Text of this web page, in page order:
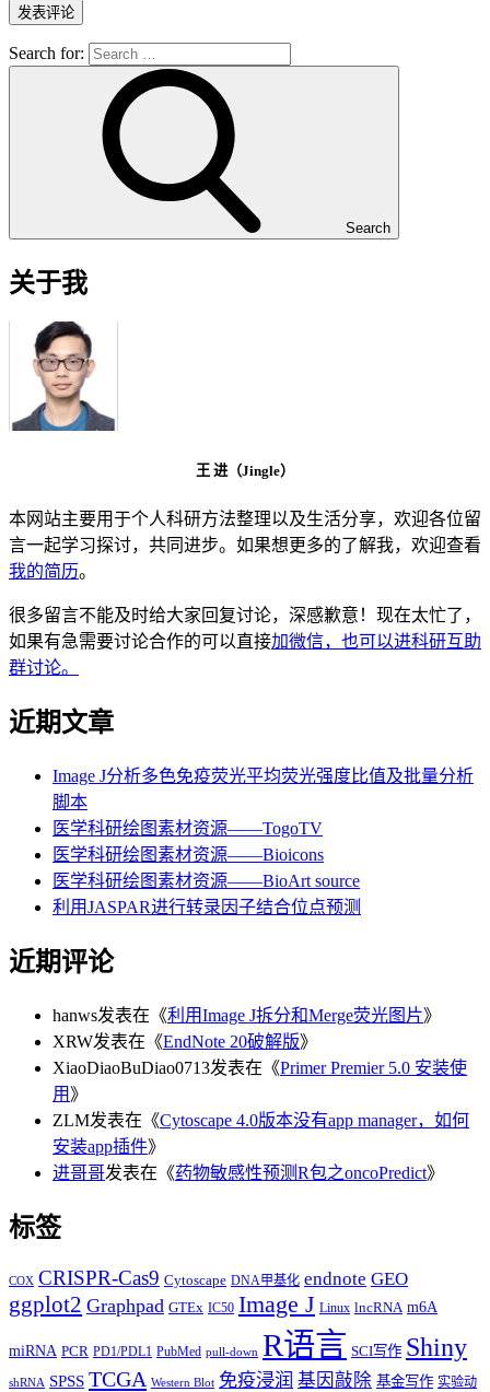
Search for:
Search
关于我
王 进（Jingle）
本网站主要用于个人科研方法整理以及生活分享，欢迎各位留
言一起学习探讨，共同进步。如果想更多的了解我，欢迎查看
我的简历。
很多留言不能及时给大家回复讨论，深感歉意！现在太忙了，
如果有急需要讨论合作的可以直接加微信，也可以进科研互助
群讨论。
近期文章
Image J分析多色免疫荧光平均荧光强度比值及批量分析
脚本
医学科研绘图素材资源——TogoTV
医学科研绘图素材资源——Bioicons
医学科研绘图素材资源——BioArt source
利用JASPAR进行转录因子结合位点预测
近期评论
hanws发表在《利用Image J拆分和Merge荧光图片》
XRW发表在《EndNote 20破解版》
XiaoDiaoBuDiao0713发表在《Primer Premier 5.0 安装使
用 》
ZLM发表在《Cytoscape 4.0版本没有app manager，如何
安装app插件》
进哥哥发表在《药物敏感性预测R包之oncoPredict》
标签
COX CRISPR-Cas9 Cytoscape DNA甲基化 endnote GEO
ggplot2 Graphpad GTEx IC50 Image J Linux lncRNA m6A
miRNA PCR PD1/PDL1 PubMed pull-down R语言 SCI写作 Shiny
shRNA SPSS TCGA Western Blot 免疫浸润 基因敲除 基金写作 实验动